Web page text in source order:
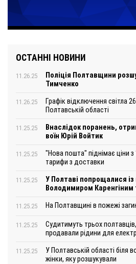
ОСТАННІ НОВИНИ
11.26.25
Поліція Полтавщини
Тимченко
11.26.25
Графік відключення світла
Полтавській області
11.25.25
Внаслідок поранень,
воїн Юрій Войтик
11.25.25
"Нова пошта" піднімає ціни з
тарифи з доставки
11.25.25
У Полтаві попрощалися із
Володимиром
11.25.25 На Полтавщині в пожежі
11.25.25
Судитимуть трьох
продавали рідини для
11.25.25
У Полтавській області біля
жінки, яку розшукували